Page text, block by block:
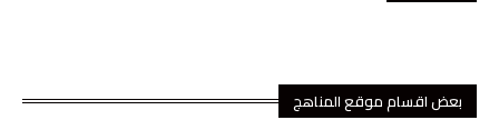
بعض اقسام موقع المناهج